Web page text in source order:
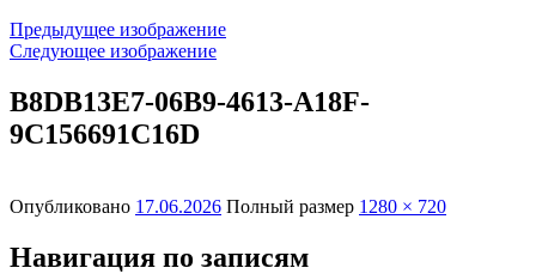
Предыдущее изображение
Следующее изображение
B8DB13E7-06B9-4613-A18F-
9C156691C16D
Опубликовано 17.06.2026 Полный размер 1280 × 720
Навигация по записям